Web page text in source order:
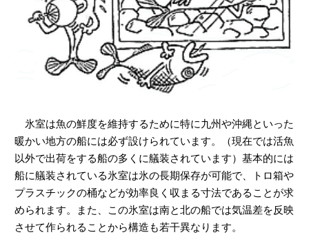
氷室は魚の鮮度を維持するために特に九州や沖縄といった
暖かい地方の船には必ず設けられています。（現在では活魚
以外で出荷をする船の多くに艤装されています）基本的には
船に艤装されている氷室は氷の長期保存が可能で、トロ箱や
プラスチックの桶などが効率良く収まる寸法であることが求
められます。また、この氷室は南と北の船では気温差を反映
させて作られることから構造も若干異なります。